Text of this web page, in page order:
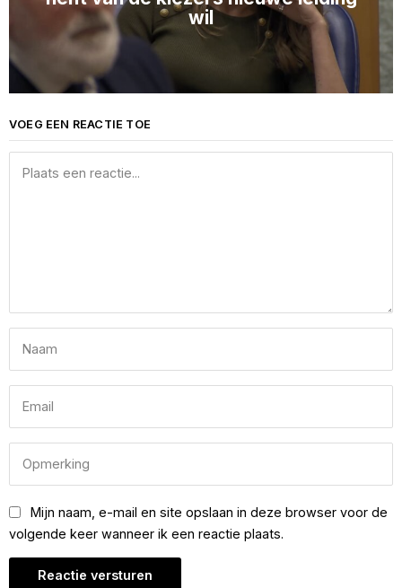
wil
VOEG EEN REACTIE TOE
Mijn naam, e-mail en site opslaan in deze browser voor de
volgende keer wanneer ik een reactie plaats.